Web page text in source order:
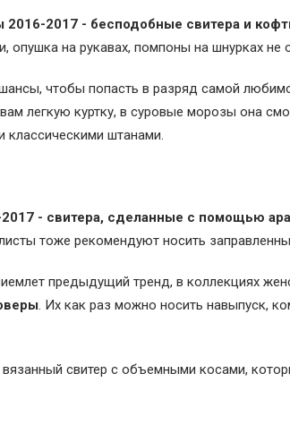
2016-2017 - бесподобные свитера и
опушка на рукавах, помпоны на шнурках не
чтобы попасть в разряд самой
легкую куртку, в суровые морозы она
классическими штанами.
- свитера, сделанные с помощью
тоже рекомендуют носить
предыдущий тренд, в коллекциях
. Их как раз можно носить навыпуск,
свитер с объемными косами,